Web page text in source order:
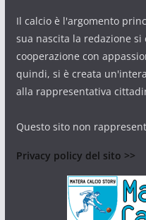
Il calcio è l'argomento
sua nascita la redazione
cooperazione con
quindi, si è creata
alla rappresentativa
Questo sito non
Privacy policy del sito >>